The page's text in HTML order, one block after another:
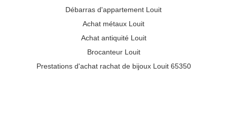
Débarras d'appartement Louit
Achat métaux Louit
Achat antiquité Louit
Brocanteur Louit
Prestations d'achat rachat de bijoux Louit 65350